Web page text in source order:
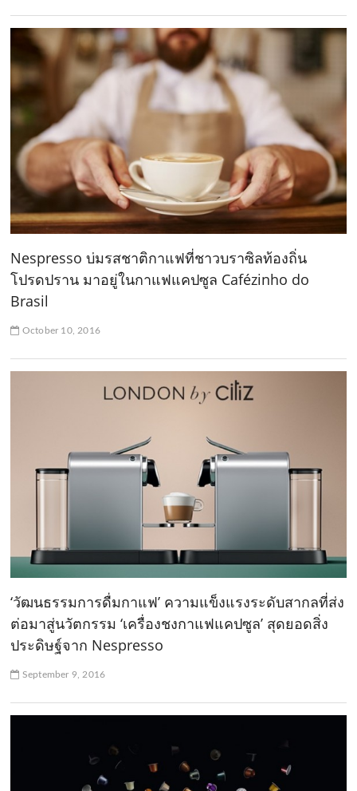
Nespresso บ่มรสชาติกาแฟที่ชาวบราซิลท้องถิ่น
โปรดปราน มาอยู่ในกาแฟแคปซูล Cafézinho do
Brasil
October 10, 2016
‘วัฒนธรรมการดื่มกาแฟ’ ความแข็งแรงระดับสากลที่ส่ง
ต่อมาสู่นวัตกรรม ‘เครื่องชงกาแฟแคปซูล’ สุดยอดสิ่ง
ประดิษฐ์จาก Nespresso
September 9, 2016